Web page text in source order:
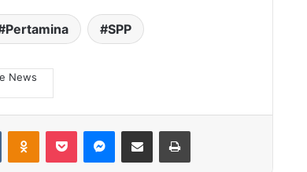
Pertamina SPP
VKontakteOdnoklassniki
Pocket Messenger
Share via Email Print